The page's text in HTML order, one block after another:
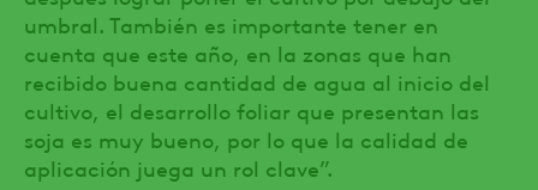
umbral. También es importante tener en
cuenta que este año, en la zonas que han
recibido buena cantidad de agua al inicio del
cultivo, el desarrollo foliar que presentan las
soja es muy bueno, por lo que la calidad de
aplicación juega un rol clave”.